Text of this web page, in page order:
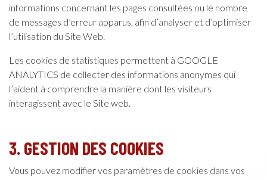
informations concernant les pages consultées ou le nombre
de messages d’erreur apparus, afin d’analyser et d’optimiser
l’utilisation du Site Web.
Les cookies de statistiques permettent à GOOGLE
ANALYTICS de collecter des informations anonymes qui
l’aident à comprendre la manière dont les visiteurs
interagissent avec le Site web.
3. GESTION DES COOKIES
Vous pouvez modifier vos paramètres de cookies dans vos